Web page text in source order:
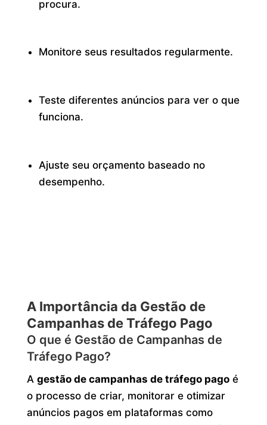
procura.
Monitore seus resultados regularmente.
Teste diferentes anúncios para ver o que
funciona.
Ajuste seu orçamento baseado no
desempenho.
A Importância da Gestão de
Campanhas de Tráfego Pago
O que é Gestão de Campanhas de
Tráfego Pago?
A gestão de campanhas de tráfego pagoé
o processo de criar, monitorar e otimizar
anúncios pagos em plataformas como